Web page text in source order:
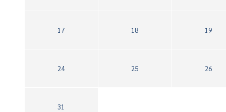
17 18 19
24 25 26
31